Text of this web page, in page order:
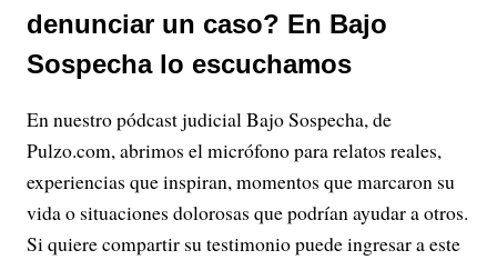
denunciar un caso? En Bajo
Sospecha lo escuchamos
En nuestro pódcast judicial Bajo Sospecha, de
Pulzo.com, abrimos el micrófono para relatos reales,
experiencias que inspiran, momentos que marcaron su
vida o situaciones dolorosas que podrían ayudar a otros.
Si quiere compartir su testimonio puede ingresar a este